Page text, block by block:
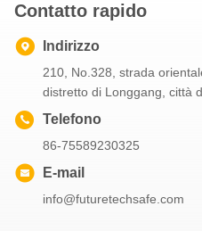
Contatto rapido
Indirizzo
210, No.328, strada
distretto di Longgang, città
Telefono
86-75589230325
E-mail
info@futuretechsafe.com